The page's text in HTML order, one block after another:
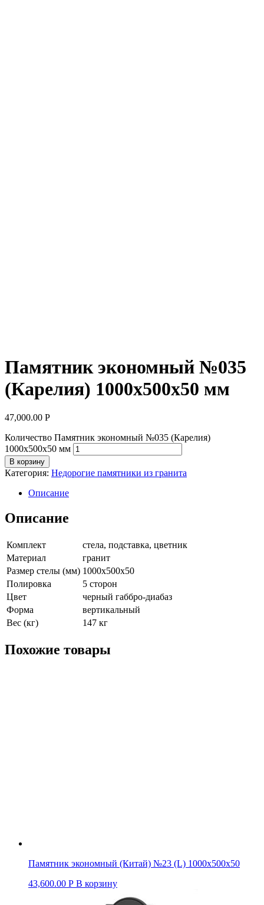
Памятник экономный №035
(Карелия) 1000х500х50 мм
47,000.00 Р
Количество Памятник экономный №035 (Карелия)
1000х500х50 мм
В корзину
Категория: Недорогие памятники из гранита
Описание
Описание
Комплект
стела, подставка, цветник
Материал
гранит
Размер стелы (мм) 1000х500х50
Полировка
5 сторон
Цвет
черный габбро-диабаз
Форма
вертикальный
Вес (кг)
147 кг
Похожие товары
Памятник экономный (Китай) №23 (L) 1000х500х50
43,600.00 Р В корзину